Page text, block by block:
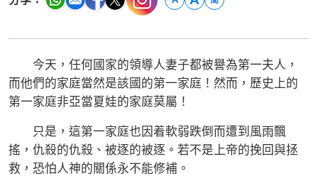
今天，任何國家的領導人妻子都被譽為第一夫人，
而他們的家庭當然是該國的第一家庭！然而，歷史上的
第一家庭非亞當夏娃的家庭莫屬！
只是，這第一家庭也因着軟弱跌倒而遭到風雨飄
搖，仇殺的仇殺、被逐的被逐。若不是上帝的挽回與拯
救，恐怕人神的關係永不能修補。